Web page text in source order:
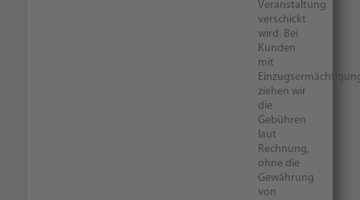
Veranstaltung
verschickt
wird. Bei
Kunden
mit
ziehen wir
die
Gebühren
laut
Rechnung,
ohne die
Gewährung
von